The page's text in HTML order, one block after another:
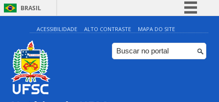
BRASIL
Simplifique!
Comunica BR
Participe
ACESSIBILIDADE ALTO CONTRASTE MAPA DO SITE